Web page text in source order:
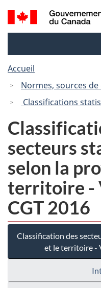
Recherche
et
Accueil
Normes, sources
Classifications
secteurs
selon la
territoire -
CGT 2016
Classification des
et le territoire -